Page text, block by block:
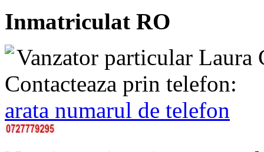
Inmatriculat RO
Vanzator particular Laura
Contacteaza prin telefon:
arata numarul de telefon